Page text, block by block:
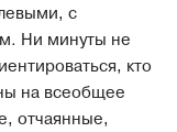
с
Ни минуты не
кто
на всеобщее
отчаянные,